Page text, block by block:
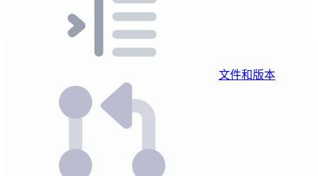
文件和版本